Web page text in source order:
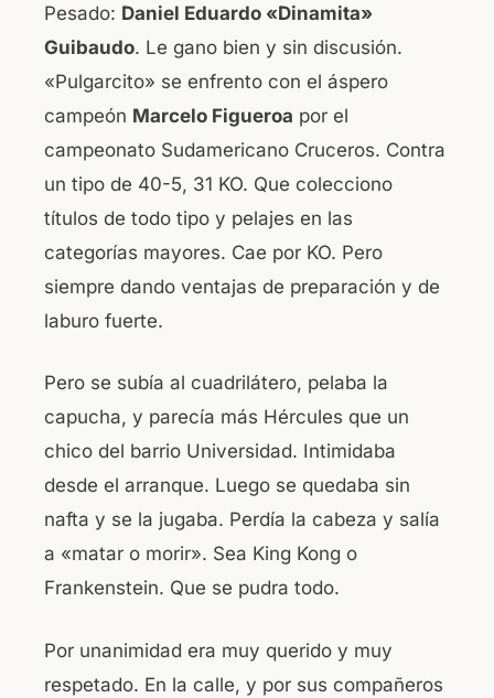
Pesado: Daniel Eduardo «Dinamita»
Guibaudo. Le gano bien y sin discusión.
«Pulgarcito» se enfrento con el áspero
campeón Marcelo Figueroa por el
campeonato Sudamericano Cruceros. Contra
un tipo de 40-5, 31 KO. Que colecciono
títulos de todo tipo y pelajes en las
categorías mayores. Cae por KO. Pero
siempre dando ventajas de preparación y de
laburo fuerte.
Pero se subía al cuadrilátero, pelaba la
capucha, y parecía más Hércules que un
chico del barrio Universidad. Intimidaba
desde el arranque. Luego se quedaba sin
nafta y se la jugaba. Perdía la cabeza y salía
a «matar o morir». Sea King Kong o
Frankenstein. Que se pudra todo.
Por unanimidad era muy querido y muy
respetado. En la calle, y por sus compañeros